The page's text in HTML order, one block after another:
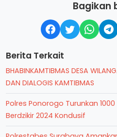
Bagikan
Berita Terkait
BHABINKAMTIBMAS DESA
DAN DIALOGIS KAMTIBMAS
Polres Ponorogo Turunkan
Berdzikir 2024 Kondusif